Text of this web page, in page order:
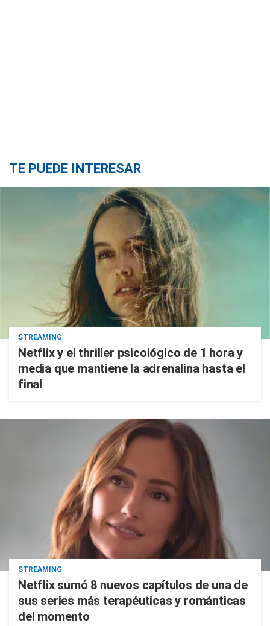
TE PUEDE INTERESAR
STREAMING
Netflix y el thriller psicológico de 1 hora y
media que mantiene la adrenalina hasta el
final
STREAMING
Netflix sumó 8 nuevos capítulos de una de
sus series más terapéuticas y románticas
del momento